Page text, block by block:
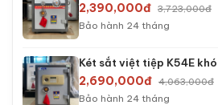
2,390,000đ 3,723,000đ
Bảo hành 24 tháng
Két sắt việt tiệp K54E
2,690,000đ 4,063,000đ
Bảo hành 24 tháng